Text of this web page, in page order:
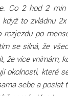
Co 2 hod 2 min
to zvládnu
rozjezdu po
se silná, že
že více vnímám,
okolnosti, které
sebe a poslat